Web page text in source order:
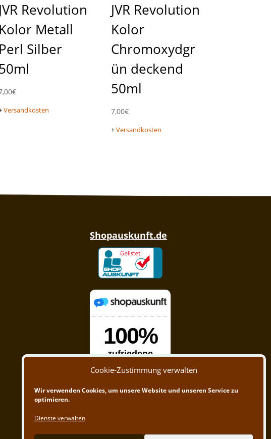
Cookie-Zustimmung verwalten
Wir verwenden Cookies, um unsere Website und unseren Service zu
optimieren.
Dienste verwalten
JVR Revolution
Kolor Metall
Perl Silber
€
Versandkosten
JVR Revolution
Kolor
Chromoxydgr
ün deckend
50ml
7,00€
+Versandkosten
Shopauskunft.de